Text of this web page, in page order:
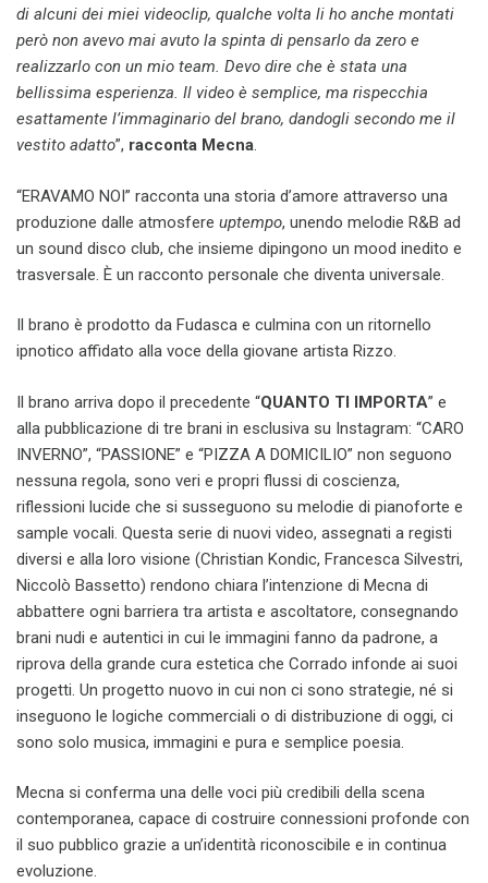
di alcuni dei miei videoclip, qualche volta li ho anche montati
però non avevo mai avuto la spinta di pensarlo da zero e
realizzarlo con un mio team. Devo dire che è stata una
bellissima esperienza. Il video è semplice, ma rispecchia
esattamente l’immaginario del brano, dandogli secondo me il
vestito adatto”, racconta Mecna.
“ERAVAMO NOI” racconta una storia d’amore attraverso una
produzione dalle atmosfere uptempo, unendo melodie R&B ad
un sound disco club, che insieme dipingono un mood inedito e
trasversale. È un racconto personale che diventa universale.
Il brano è prodotto da Fudasca e culmina con un ritornello
ipnotico affidato alla voce della giovane artista Rizzo.
Il brano arriva dopo il precedente “QUANTO TI IMPORTA” e
alla pubblicazione di tre brani in esclusiva su Instagram: “CARO
INVERNO”, “PASSIONE” e “PIZZA A DOMICILIO” non seguono
nessuna regola, sono veri e propri flussi di coscienza,
riflessioni lucide che si susseguono su melodie di pianoforte e
sample vocali. Questa serie di nuovi video, assegnati a registi
diversi e alla loro visione (Christian Kondic, Francesca Silvestri,
Niccolò Bassetto) rendono chiara l’intenzione di Mecna di
abbattere ogni barriera tra artista e ascoltatore, consegnando
brani nudi e autentici in cui le immagini fanno da padrone, a
riprova della grande cura estetica che Corrado infonde ai suoi
progetti. Un progetto nuovo in cui non ci sono strategie, né si
inseguono le logiche commerciali o di distribuzione di oggi, ci
sono solo musica, immagini e pura e semplice poesia.
Mecna si conferma una delle voci più credibili della scena
contemporanea, capace di costruire connessioni profonde con
il suo pubblico grazie a un’identità riconoscibile e in continua
evoluzione.